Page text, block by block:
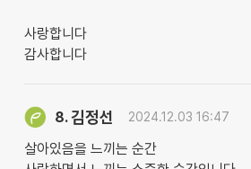
사랑합니다
감사합니다
8.김정선 2024.12.03 16:47
살아있음을 느끼는 순간